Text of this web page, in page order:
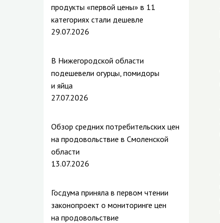
продукты «первой цены» в 11
категориях стали дешевле
29.07.2026
В Нижегородской области
подешевели огурцы, помидоры
и яйца
27.07.2026
Обзор средних потребительских цен
на продовольствие в Смоленской
области
13.07.2026
Госдума приняла в первом чтении
законопроект о мониторинге цен
на продовольствие